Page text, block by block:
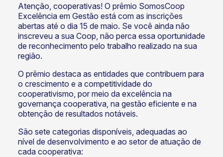
Atenção, cooperativas! O prêmio SomosCoop
Excelência em Gestão está com as inscrições
abertas até o dia 15 de maio. Se você ainda não
inscreveu a sua Coop, não perca essa oportunidade
de reconhecimento pelo trabalho realizado na sua
região.
O prêmio destaca as entidades que contribuem para
o crescimento e a competitividade do
cooperativismo, por meio da excelência na
governança cooperativa, na gestão eficiente e na
obtenção de resultados notáveis.
São sete categorias disponíveis, adequadas ao
nível de desenvolvimento e ao setor de atuação de
cada cooperativa: